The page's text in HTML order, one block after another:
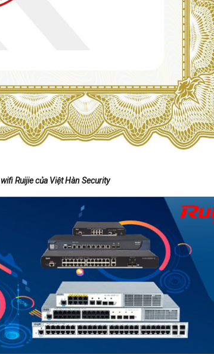
Ruijie của Việt Hàn Security